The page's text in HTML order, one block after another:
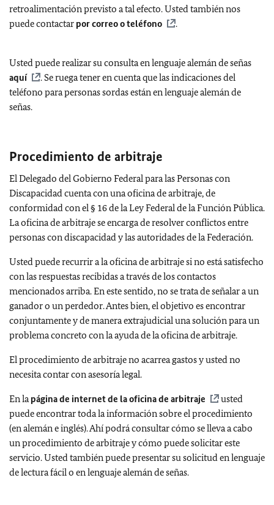
retroalimentación previsto a tal efecto. Usted también nos
puede contactar por correo o teléfono .
Usted puede realizar su consulta en lenguaje alemán de señas
aquí
. Se ruega tener en cuenta que las indicaciones del
teléfono para personas sordas están en lenguaje alemán de
señas.
Procedimiento de arbitraje
El Delegado del Gobierno Federal para las Personas con
Discapacidad cuenta con una oficina de arbitraje, de
conformidad con el § 16 de la Ley Federal de la Función Pública.
La oficina de arbitraje se encarga de resolver conflictos entre
personas con discapacidad y las autoridades de la Federación.
Usted puede recurrir a la oficina de arbitraje si no está satisfecho
con las respuestas recibidas a través de los contactos
mencionados arriba. En este sentido, no se trata de señalar a un
ganador o un perdedor. Antes bien, el objetivo es encontrar
conjuntamente y de manera extrajudicial una solución para un
problema concreto con la ayuda de la oficina de arbitraje.
El procedimiento de arbitraje no acarrea gastos y usted no
necesita contar con asesoría legal.
En lapágina de internet de la oficina de arbitraje
usted
puede encontrar toda la información sobre el procedimiento
(en alemán e inglés). Ahí podrá consultar cómo se lleva a cabo
un procedimiento de arbitraje y cómo puede solicitar este
servicio. Usted también puede presentar su solicitud en lenguaje
de lectura fácil o en lenguaje alemán de señas.